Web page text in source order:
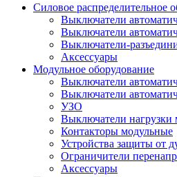
Силовое распределительное
Выключатели
Выключатели
Выключатели-
Аксессуары
Модульное оборудование
Выключатели
Выключатели
УЗО
Выключатели нагрузки
Контакторы модульные
Устройства защиты от
Ограничители
Аксессуары